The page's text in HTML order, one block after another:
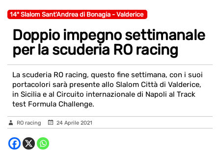
14° Slalom Sant'Andrea di Bonagia - Valderice
Doppio impegno settimanale
per la scuderia RO racing
La scuderia RO racing, questo fine settimana, con i suoi
portacolori sarà presente allo Slalom Città di Valderice,
in Sicilia e al Circuito internazionale di Napoli al Track
test Formula Challenge.
RO racing 24 Aprile 2021